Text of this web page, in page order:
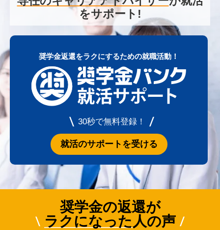
をサポート!
奨学金返還をラクにするための就職活動！
30秒で無料登録！
就活のサポートを受ける
奨学金の返還が
ラクになった 人の声